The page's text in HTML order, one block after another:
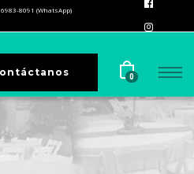
8091 (WhatsApp)
0